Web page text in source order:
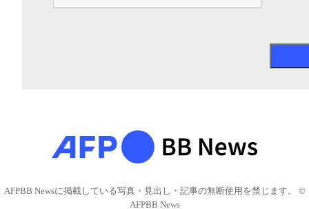
AFPBB Newsに掲載している写真・見出し・記事の無断使用を禁じます。 ©
AFPBB News